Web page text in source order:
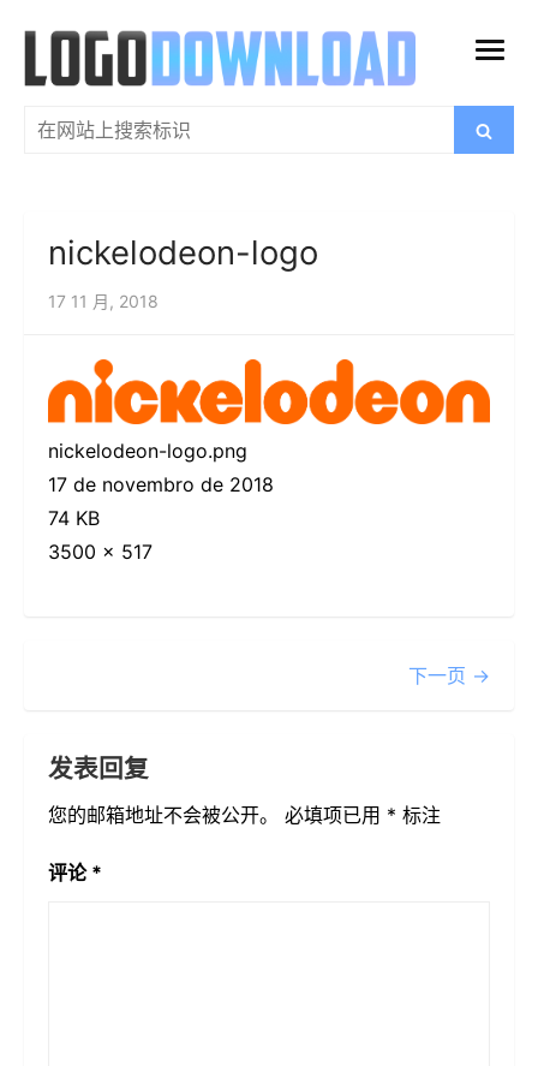
内
打
菜
搜
搜
索
nickelodeon-logo
17 11 月, 2018
nickelodeon-logo.png
17 de novembro de 2018
74 KB
3500 × 517
下一页 →
发表回复
您的邮箱地址不会被公开。 必填项已用 * 标注
评论 *